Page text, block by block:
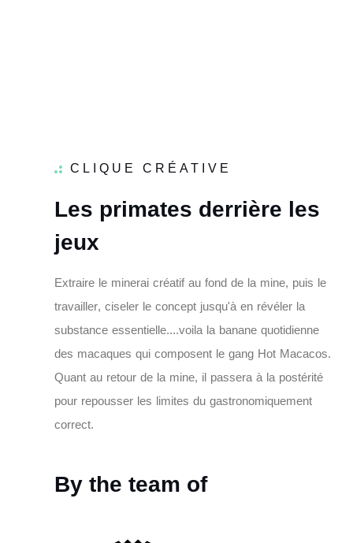
CLIQUE CRÉATIVE
Les primates derrière les
jeux
Extraire le minerai créatif au fond de la mine, puis le
travailler, ciseler le concept jusqu'à en révéler la
substance essentielle....voila la banane quotidienne
des macaques qui composent le gang Hot Macacos.
Quant au retour de la mine, il passera à la postérité
pour repousser les limites du gastronomiquement
correct.
By the team of